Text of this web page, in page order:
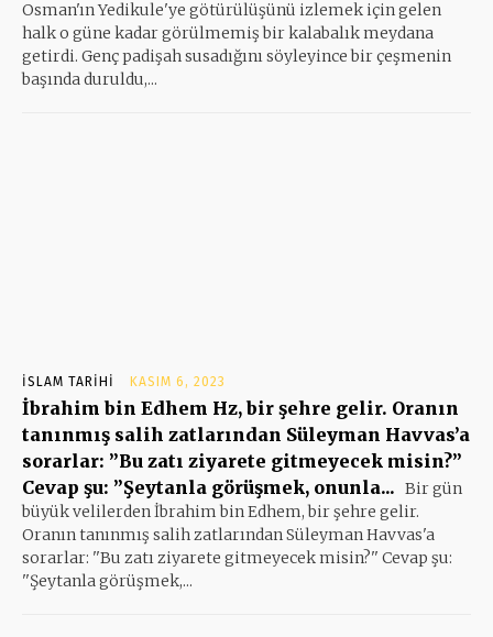
Osman'ın Yedikule'ye götürülüşünü izlemek için gelen
halk o güne kadar görülmemiş bir kalabalık meydana
getirdi. Genç padişah susadığını söyleyince bir çeşmenin
başında duruldu,...
İSLAM TARIHI KASIM 6, 2023
İbrahim bin Edhem Hz, bir şehre gelir. Oranın
tanınmış salih zatlarından Süleyman Havvas’a
sorarlar: ”Bu zatı ziyarete gitmeyecek misin?”
Cevap şu: ”Şeytanla görüşmek, onunla... Bir gün
büyük velilerden İbrahim bin Edhem, bir şehre gelir.
Oranın tanınmış salih zatlarından Süleyman Havvas'a
sorarlar: ''Bu zatı ziyarete gitmeyecek misin?'' Cevap şu:
''Şeytanla görüşmek,...